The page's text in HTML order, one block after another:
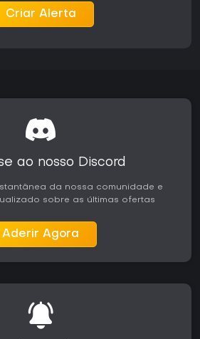
Criar Alerta
ao nosso Discord
da nossa comunidade e
sobre as últimas ofertas
Aderir Agora